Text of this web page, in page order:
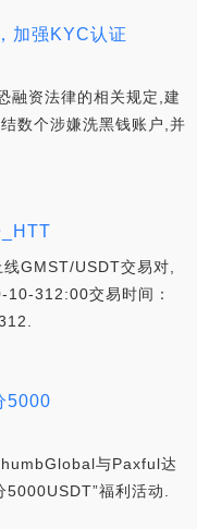
加强KYC认证
融资法律的相关规定,建
数个涉嫌洗黑钱账户,并
GMST/USDT交易对,
10-312:00交易时间：
5000
与Paxful达
福利活动.